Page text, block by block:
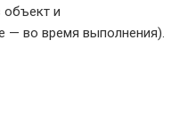
объект и
— во время выполнения).
(Lambda Expressions)